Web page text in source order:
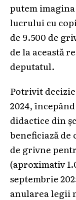
putem
lucrului cu
de 9.500 de
de la această
deputatul.
Potrivit
2024,
didactice din
beneficiază de
de grivne
(aproximativ
septembrie
anularea legii